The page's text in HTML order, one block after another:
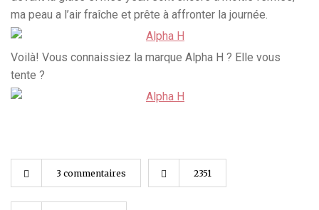
ma peau a l’air fraîche et prête à affronter la journée.
Voilà! Vous connaissiez la marque Alpha H ? Elle vous
tente ?
3 commentaires 2351